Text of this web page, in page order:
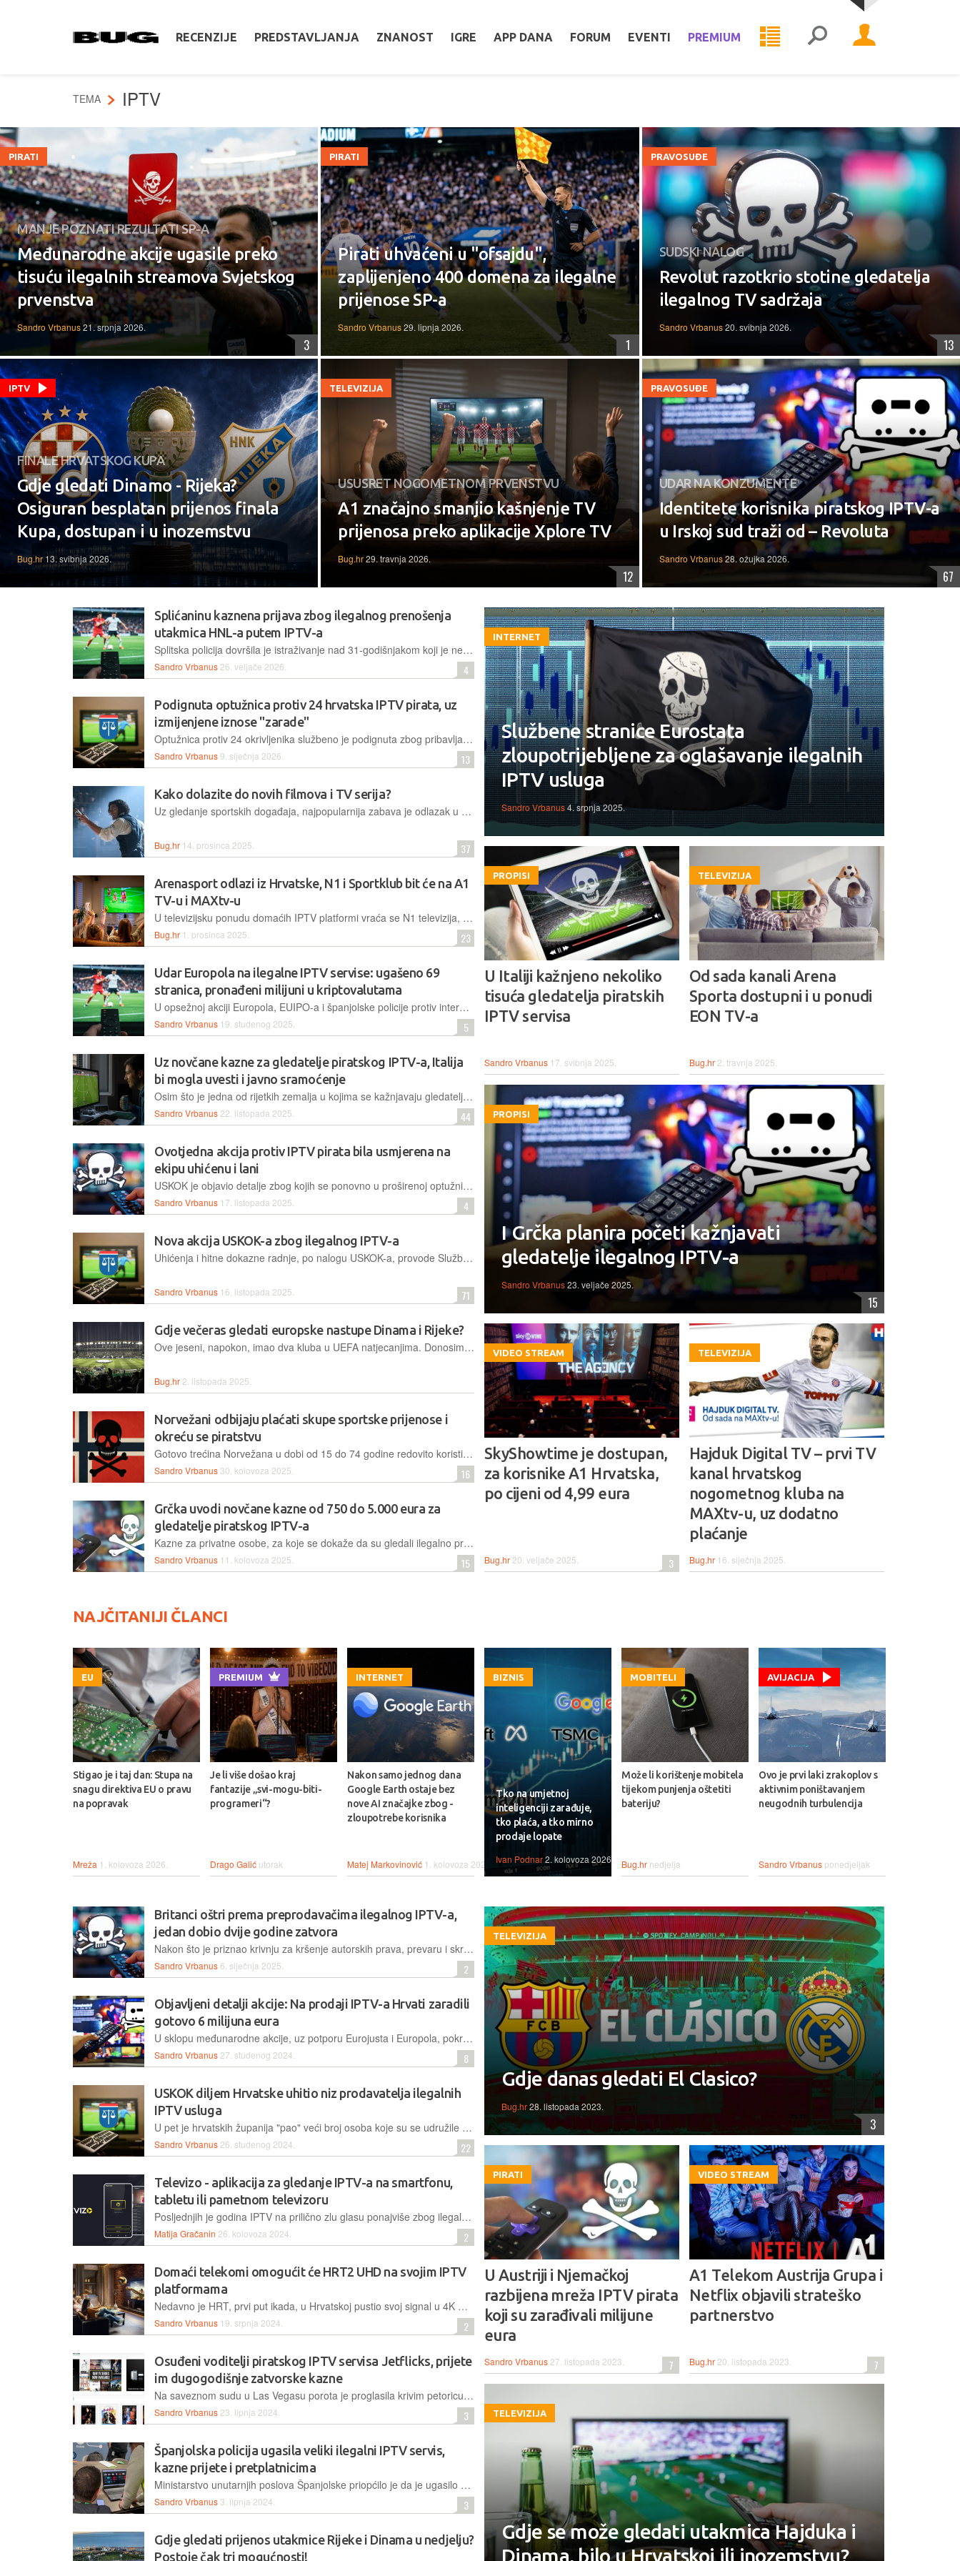
RECENZIJE PREDSTAVLJANJA ZNANOST IGRE APP DANA FORUM EVENTI PREMIUM
TEMA IPTV
PIRATI
MANJE POZNATI REZULTATI SP-A
Međunarodne akcije ugasile preko
tisuću ilegalnih streamova Svjetskog
prvenstva
Sandro Vrbanus21. srpnja 2026.
3
PIRATI
Pirati uhvaćeni u "ofsajdu",
zaplijenjeno 400 domena za ilegalne
prijenose SP-a
Sandro Vrbanus29. lipnja 2026.
1
PRAVOSUĐE
SUDSKI NALOG
Revolut razotkrio stotine gledatelja
ilegalnog TV sadržaja
Sandro Vrbanus20. svibnja 2026.
13
IPTV
FINALE HRVATSKOG KUPA
Gdje gledati Dinamo - Rijeka?
Osiguran besplatan prijenos finala
Kupa, dostupan i u inozemstvu
Bug.hr 13. svibnja 2026.
TELEVIZIJA
USUSRET NOGOMETNOM PRVENSTVU
A1 značajno smanjio kašnjenje TV
prijenosa preko aplikacije Xplore TV
Bug.hr29. travnja 2026.
12
PRAVOSUĐE
UDAR NA KONZUMENTE
Identitete korisnika piratskog IPTV-a
u Irskoj sud traži od – Revoluta
Sandro Vrbanus28. ožujka 2026.
67
Splićaninu kaznena prijava zbog ilegalnog prenošenja
utakmica HNL-a putem IPTV-a
Splitska policija dovršila je istraživanje nad 31-godišnjakom koji je neovlaštenim emitiranjem sportskog sadržaja oštetio nositelje prava za procijenjenih 1,6 milijuna eura, imao je 2.000 "pretplatnika"
Sandro Vrbanus 26. veljače 2026. 4
Podignuta optužnica protiv 24 hrvatska IPTV pirata, uz
izmijenjene iznose "zarade"
Optužnica protiv 24 okrivljenika službeno je podignuta zbog pribavljanja znatne protupravne imovinske koristi u sastavu zločinačkog udruženja povezanog s prodajom piratskih IPTV paketa
Sandro Vrbanus9. siječnja 2026. 13
Kako dolazite do novih filmova i TV serija?
Uz gledanje sportskih događaja, najpopularnija zabava je odlazak u kino ili gledanje doma filmova i TV serija. Kako dolazite do njih?
Bug.hr 14. prosinca 2025. 37
Arenasport odlazi iz Hrvatske, N1 i Sportklub bit će na A1
TV-u i MAXtv-u
U televizijsku ponudu domaćih IPTV platformi vraća se N1 televizija, a uz nju pretplatnici će moći gledati i 15 kanala iz ponude Sportkluba, uz istodobni odlazak Arenasporta, o čemu se već ranije govorilo
Bug.hr 1. prosinca 2025. 23
Udar Europola na ilegalne IPTV servise: ugašeno 69
stranica, pronađeni milijuni u kriptovalutama
U opsežnoj akciji Europola, EUIPO-a i španjolske policije protiv internetskog piratstva identificirano je 69 ilegalnih stranica te je praćeno kretanje kriptovaluta u vrijednosti od 47 milijuna eura
Sandro Vrbanus 19. studenog 2025. 5
Uz novčane kazne za gledatelje piratskog IPTV-a, Italija
bi mogla uvesti i javno sramoćenje
Osim što je jedna od rijetkih zemalja u kojima se kažnjavaju gledatelji piratskih televizijskih servisa, Italija kroz Ministarstvo sporta najavljuje i objavu imena građana za koje utvrde da koriste ilegalne IPTV usluge
Sandro Vrbanus 22. listopada 2025. 44
Ovotjedna akcija protiv IPTV pirata bila usmjerena na
ekipu uhićenu i lani
USKOK je objavio detalje zbog kojih se ponovno u proširenoj optužnici sumnjiči 12 hrvatskih državljana, koji su prodavali pretplate na ilegalne televizijske servise i tako nezakonito pribavili oko 6 milijuna eura
Sandro Vrbanus 17. listopada 2025. 4
Nova akcija USKOK-a zbog ilegalnog IPTV-a
Uhićenja i hitne dokazne radnje, po nalogu USKOK-a, provode Služba kibernetičke sigurnosti Uprave kriminalističke policije i Policijska uprava splitsko-dalmatinska
Sandro Vrbanus 16. listopada 2025. 71
Gdje večeras gledati europske nastupe Dinama i Rijeke?
Ove jeseni, napokon, imao dva kluba u UEFA natjecanjima. Donosimo vodič za gledanje utakmica Maccabi - Dinamo i Noah - Rijeka, preko IPTV kanala
Bug.hr 2. listopada 2025.
Norvežani odbijaju plaćati skupe sportske prijenose i
okreću se piratstvu
Gotovo trećina Norvežana u dobi od 15 do 74 godine redovito koristi ilegalne streaming servise. Dok vlasnici prava i dio političara traže oštrije kazne, drugi upozoravaju da su cijene postale previsoke
Sandro Vrbanus 30. kolovoza 2025. 16
Grčka uvodi novčane kazne od 750 do 5.000 eura za
gledatelje piratskog IPTV-a
Kazne za privatne osobe, za koje se dokaže da su gledali ilegalno pribavljeni sadržaj, bit će udvostručene kod ponovljenih prekršaja, a najozbiljniji kršitelji zakona mogli bi biti i kazneno gonjeni
Sandro Vrbanus 11. kolovoza 2025. 15
INTERNET
Službene stranice Eurostata
zloupotrijebljene za oglašavanje ilegalnih
IPTV usluga
Sandro Vrbanus4. srpnja 2025.
PROPISI
U Italiji kažnjeno nekoliko
tisuća gledatelja piratskih
IPTV servisa
Sandro Vrbanus 17. svibnja 2025.
TELEVIZIJA
Od sada kanali Arena
Sporta dostupni i u ponudi
EON TV-a
Bug.hr 2. travnja 2025.
PROPISI
I Grčka planira početi kažnjavati
gledatelje ilegalnog IPTV-a
Sandro Vrbanus23. veljače 2025.
15
VIDEO STREAM
SkyShowtime je dostupan,
za korisnike A1 Hrvatska,
po cijeni od 4,99 eura
Bug.hr 20. veljače 2025. 3
TELEVIZIJA
Hajduk Digital TV – prvi TV
kanal hrvatskog
nogometnog kluba na
MAXtv-u, uz dodatno
plaćanje
Bug.hr 16. siječnja 2025.
NAJČITANIJI ČLANCI
EU
Stigao je i taj dan: Stupa na
snagu direktiva EU o pravu
na popravak
Mreža 1. kolovoza 2026.
PREMIUM
Je li više došao kraj
fantazije „svi-mogu-biti-
programeri“?
Drago Galić utorak
INTERNET
Nakon samo jednog dana
Google Earth ostaje bez
nove AI značajke zbog -
zloupotrebe korisnika
Matej Markovinović 1. kolovoza 2026.
BIZNIS
Tko na umjetnoj
inteligenciji zarađuje,
tko plaća, a tko mirno
prodaje lopate
Ivan Podnar2. kolovoza 2026.
MOBITELI
Može li korištenje mobitela
tijekom punjenja oštetiti
bateriju?
Bug.hr nedjelja
AVIJACIJA
Ovo je prvi laki zrakoplov s
aktivnim poništavanjem
neugodnih turbulencija
Sandro Vrbanus ponedjeljak
Britanci oštri prema preprodavačima ilegalnog IPTV-a,
jedan dobio dvije godine zatvora
Nakon što je priznao krivnju za kršenje autorskih prava, prevaru i skrivanje prihoda tijekom prodaje ilegalnih IPTV uređaja, pirat iz Velike Britanije dobio je dvogodišnju zatvorsku kaznu
Sandro Vrbanus 6. siječnja 2025. 2
Objavljeni detalji akcije: Na prodaji IPTV-a Hrvati zaradili
gotovo 6 milijuna eura
U sklopu međunarodne akcije, uz potporu Eurojusta i Europola, pokrenuta je istraga zbog sumnje na zločinačko udruživanje i pribavljanje višemilijunske protupravne imovinske koristi, javlja USKOK
Sandro Vrbanus 27. studenog 2024. 8
USKOK diljem Hrvatske uhitio niz prodavatelja ilegalnih
IPTV usluga
U pet je hrvatskih županija "pao" veći broj osoba koje su se udružile u zločinačko udruženje te počinile kaznena djela protiv računalnih sustava. Doznaje se da je riječ o vrlo popularnom IPTV piratstvu
Sandro Vrbanus 26. studenog 2024. 22
Televizo - aplikacija za gledanje IPTV-a na smartfonu,
tabletu ili pametnom televizoru
Posljednjih je godina IPTV na prilično zlu glasu ponajviše zbog ilegalne ponude programa, no to ne znači da je i tehnologija sama po sebi loša. Ovo je jednostavna, no većinom sasvim dostatna aplikacija za elegantno gledanje IPTV-a izravno na svojem smartfonu, ali i drugih uređajima…
Matija Gračanin 26. kolovoza 2024. 2
Domaći telekomi omogućit će HRT2 UHD na svojim IPTV
platformama
Nedavno je HRT, prvi put ikada, u Hrvatskoj pustio svoj signal u 4K UHD rezoluciji, kao eksperiment tijekom Olimpijskih igara. Taj će kanal biti dostupan i gledateljima domaćih IPTV servisa
Sandro Vrbanus 19. srpnja 2024. 2
Osuđeni voditelji piratskog IPTV servisa Jetflicks, prijete
im dugogodišnje zatvorske kazne
Na saveznom sudu u Las Vegasu porota je proglasila krivim petoricu voditelja jednog od najvećih piratskih servisa, koji je tijekom 12 godina imao u ponudi više sadržaja od vodećih streaming platformi
Sandro Vrbanus 23. lipnja 2024. 3
Španjolska policija ugasila veliki ilegalni IPTV servis,
kazne prijete i pretplatnicima
Ministarstvo unutarnjih poslova Španjolske priopćilo je da je ugasilo servis TVMucho, uhitilo osam osoba i zaplijenilo opremu za pružanje usluga IPTV-a, zajedno s podacima o pretplatnicima
Sandro Vrbanus 3. lipnja 2024. 3
Gdje gledati prijenos utakmice Rijeke i Dinama u nedjelju?
Postoje čak tri mogućnosti!
TELEVIZIJA
Gdje danas gledati El Clasico?
Bug.hr28. listopada 2023.
3
PIRATI
U Austriji i Njemačkoj
razbijena mreža IPTV pirata
koji su zarađivali milijune
eura
Sandro Vrbanus 27. listopada 2023. 7
VIDEO STREAM
A1 Telekom Austrija Grupa i
Netflix objavili strateško
partnerstvo
Bug.hr 20. listopada 2023. 7
TELEVIZIJA
Gdje se može gledati utakmica Hajduka i
Dinama, bilo u Hrvatskoj ili inozemstvu?